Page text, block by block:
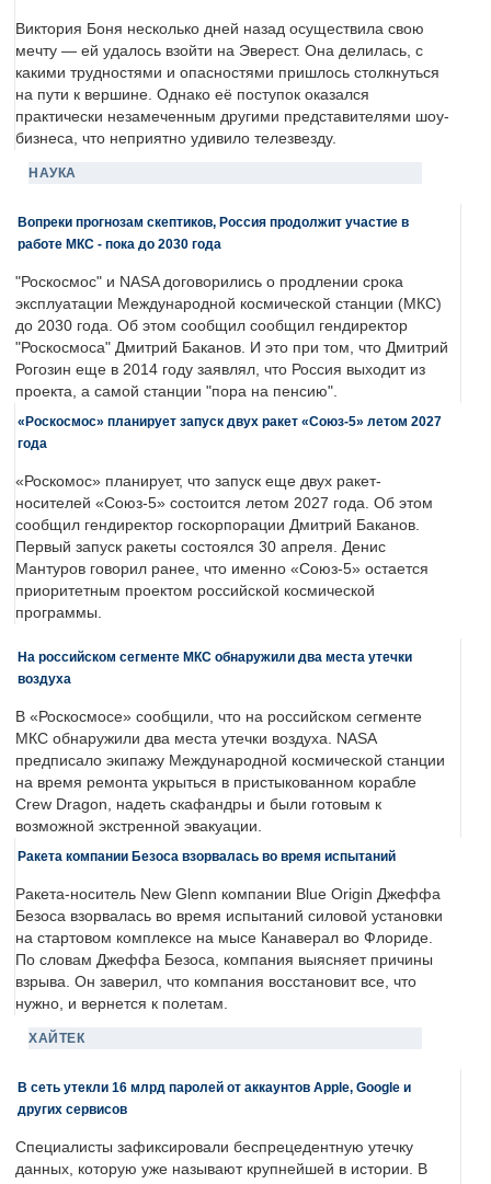
Виктория Боня несколько дней назад осуществила свою
мечту — ей удалось взойти на Эверест. Она делилась, с
какими трудностями и опасностями пришлось столкнуться
на пути к вершине. Однако её поступок оказался
практически незамеченным другими представителями шоу-
бизнеса, что неприятно удивило телезвезду.
НАУКА
Вопреки прогнозам скептиков, Россия продолжит участие в
работе МКС - пока до 2030 года
"Роскосмос" и NASA договорились о продлении срока
эксплуатации Международной космической станции (МКС)
до 2030 года. Об этом сообщил сообщил гендиректор
"Роскосмоса" Дмитрий Баканов. И это при том, что Дмитрий
Рогозин еще в 2014 году заявлял, что Россия выходит из
проекта, а самой станции "пора на пенсию".
«Роскосмос» планирует запуск двух ракет «Союз-5» летом 2027
года
«Роскомос» планирует, что запуск еще двух ракет-
носителей «Союз-5» состоится летом 2027 года. Об этом
сообщил гендиректор госкорпорации Дмитрий Баканов.
Первый запуск ракеты состоялся 30 апреля. Денис
Мантуров говорил ранее, что именно «Союз-5» остается
приоритетным проектом российской космической
программы.
На российском сегменте МКС обнаружили два места утечки
воздуха
В «Роскосмосе» сообщили, что на российском сегменте
МКС обнаружили два места утечки воздуха. NASA
предписало экипажу Международной космической станции
на время ремонта укрыться в пристыкованном корабле
Crew Dragon, надеть скафандры и были готовым к
возможной экстренной эвакуации.
Ракета компании Безоса взорвалась во время испытаний
Ракета-носитель New Glenn компании Blue Origin Джеффа
Безоса взорвалась во время испытаний силовой установки
на стартовом комплексе на мысе Канаверал во Флориде.
По словам Джеффа Безоса, компания выясняет причины
взрыва. Он заверил, что компания восстановит все, что
нужно, и вернется к полетам.
ХАЙТЕК
В сеть утекли 16 млрд паролей от аккаунтов Apple, Google и
других сервисов
Специалисты зафиксировали беспрецедентную утечку
данных, которую уже называют крупнейшей в истории. В